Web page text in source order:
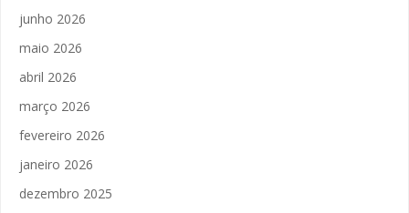
junho 2026
maio 2026
abril 2026
março 2026
fevereiro 2026
janeiro 2026
dezembro 2025